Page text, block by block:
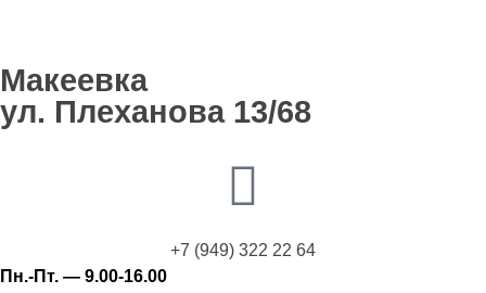
Макеевка
ул. Плеханова 13/68
+7 (949) 322 22 64
Пн.-Пт. — 9.00-16.00